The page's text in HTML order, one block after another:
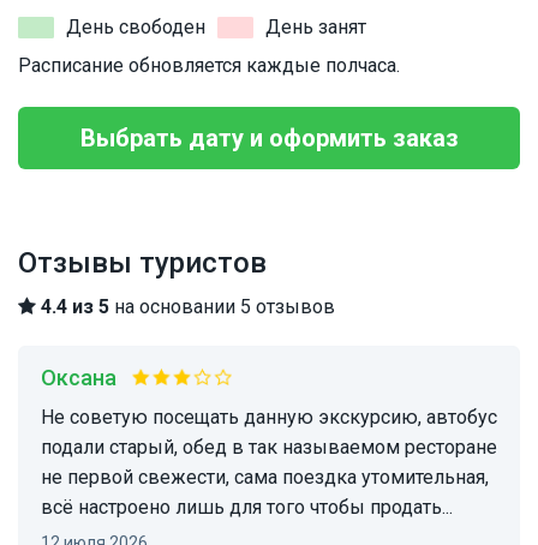
День свободен
День занят
Расписание обновляется каждые полчаса.
Выбрать дату и оформить заказ
Отзывы туристов
4.4 из 5 на основании 5 отзывов
Оксана
не советую посещать данную экскурсию, автобус
подали старый, обед в так называемом ресторане
не первой свежести, сама поездка утомительная,
всё настроено лишь для того чтобы продать...